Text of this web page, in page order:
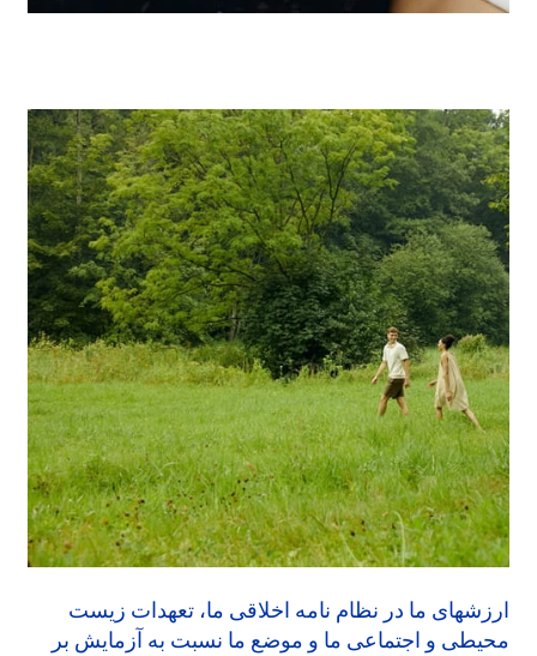
ارزشهای ما در نظام نامه اخلاقی ما، تعهدات زیست
محیطی و اجتماعی ما و موضع ما نسبت به آزمایش بر